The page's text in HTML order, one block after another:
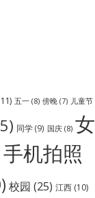
五一 (8) 傍晚 (7) 儿童节
同学(9) 国庆 (8) 女
手机拍照
校园 (25) 江西 (10)